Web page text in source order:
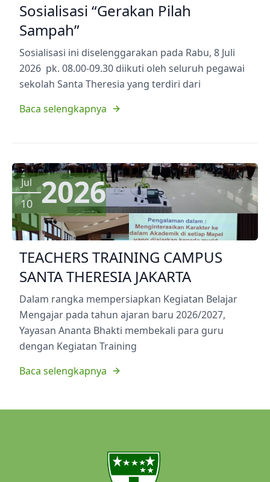
Sosialisasi “Gerakan Pilah
Sampah”
Sosialisasi ini diselenggarakan pada Rabu, 8 Juli
2026 pk. 08.00-09.30 diikuti oleh seluruh pegawai
sekolah Santa Theresia yang terdiri dari
Baca selengkapnya
Jul
10 2026
TEACHERS TRAINING CAMPUS
SANTA THERESIA JAKARTA
Dalam rangka mempersiapkan Kegiatan Belajar
Mengajar pada tahun ajaran baru 2026/2027,
Yayasan Ananta Bhakti membekali para guru
dengan Kegiatan Training
Baca selengkapnya